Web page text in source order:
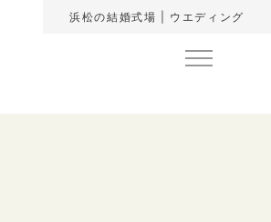
浜松の結婚式場 | ウエディング